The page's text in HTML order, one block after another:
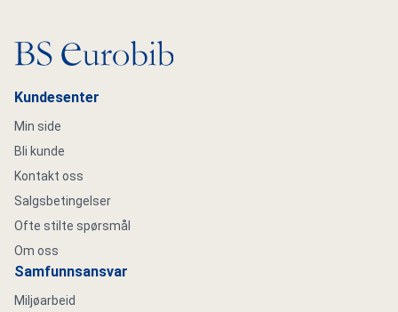
Gå til hovedsiden
Kundesenter
Min side
Bli kunde
Kontakt oss
Salgsbetingelser
Ofte stilte spørsmål
Om oss
Samfunnsansvar
Miljøarbeid